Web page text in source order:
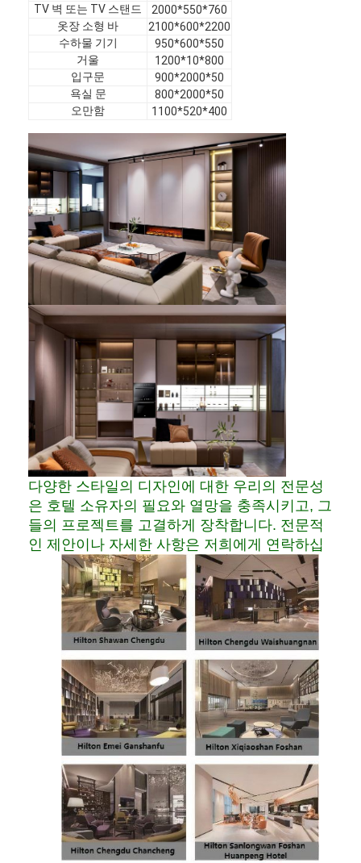
사건
질문
지금 챗팅하세요
호텔 가구
빌라 가구
아파트 가구
상업용 클럽 가구
식당 가구
사무용 가구
고정 가구
덮개를 씌운 가구
TV 벽 또는 TV 스탠드
2000*550*760
옷장 소형 바
2100*600*2200
수하물 기기
950*600*550
거울
1200*10*800
입구문
900*2000*50
욕실 문
800*2000*50
오만함
1100*520*400
다양한 스타일의 디자인에 대한 우리의 전문성
은 호텔 소유자의 필요와 열망을 충족시키고, 그
들의 프로젝트를 고결하게 장착합니다. 전문적
인 제안이나 자세한 사항은 저희에게 연락하십